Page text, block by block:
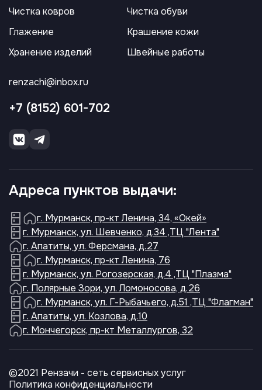
Чистка ковров
Глажение
Хранение изделий
Чистка обуви
Крашение кожи
Швейные работы
renzachi@inbox.ru
+7 (8152) 601-702
Адреса пунктов выдачи:
г. Мурманск, пр-кт Ленина, 34, «Окей»
г. Мурманск, ул. Шевченко, д.34 ,ТЦ "Лента"
г. Апатиты, ул. Ферсмана, д.27
г. Мурманск, пр-кт Ленина, 76
г. Мурманск, ул. Рогозерская, д.4 ,ТЦ "Плазма"
г. Полярные Зори, ул. Ломоносова, д.26
г. Мурманск, ул. Г-Рыбачьего, д.51 ,ТЦ "Флагман"
г. Апатиты, ул. Козлова, д.10
г. Мончегорск, пр-кт Металлургов, 32
©2021 Рензачи - сеть сервисных услуг
Политика конфиденциальности